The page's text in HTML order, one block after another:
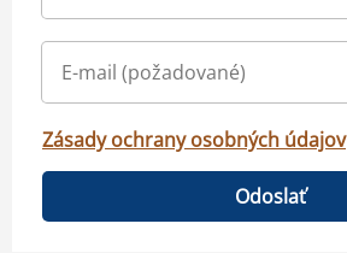
Zásady ochrany osobných údajov
Odoslať